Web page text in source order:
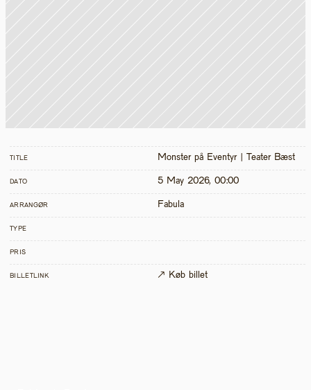
TITLE Monster på Eventyr | Teater Bæst
DATO 5 May 2026, 00:00
ARRANGØR Fabula
TYPE
PRIS
BILLETLINK ↗ Køb billet